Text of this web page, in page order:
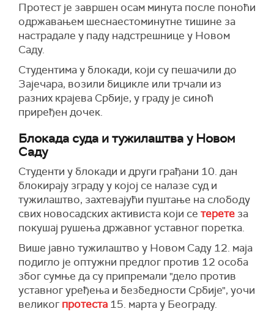
Протест је завршен осам минута после поноћи
одржавањем шеснаестоминутне тишине за
настрадале у паду надстрешнице у Новом
Саду.
Студентима у блокади, који су пешачили до
Зајечара, возили бицикле или трчали из
разних крајева Србије, у граду је синоћ
приређен дочек.
Блокада суда и тужилаштва у Новом
Саду
Студенти у блокади и други грађани 10. дан
блокирају зграду у којој се налазе суд и
тужилаштво, захтевајући пуштање на слободу
свих новосадских активиста који се терете за
покушај рушења државног уставног поретка.
Више јавно тужилаштво у Новом Саду 12. маја
подигло је оптужни предлог против 12 особа
због сумње да су припремали "дело против
уставног уређења и безбедности Србије", уочи
великог протеста 15. марта у Београду.